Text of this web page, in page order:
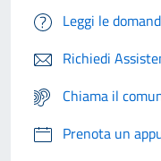
Leggi le
Richiedi
Chiama il
Prenota un